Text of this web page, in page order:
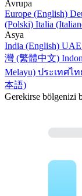
Avrupa
Europe (English)
(Polski) Italia
Asya
India (English)
灣 (繁體中文)
Melayu) ประเทศไ
本語)
Gerekirse bölgenizi